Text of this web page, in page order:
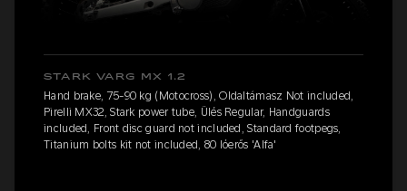
STARK VARG MX 1.2
Hand brake, 75-90 kg (Motocross), Oldaltámasz Not included,
Pirelli MX32, Stark power tube, Ülés Regular, Handguards
included, Front disc guard not included, Standard footpegs,
Titanium bolts kit not included, 80 lóerős 'Alfa'